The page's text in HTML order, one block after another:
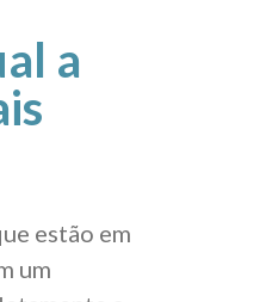
a
estão em
um